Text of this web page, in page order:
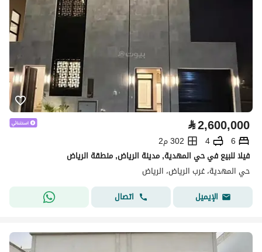
⃁2,600,000
6
4
302 م2
فيلا للبيع في حي المهدية, مدينة الرياض, منطقة الرياض
حي المهدية، غرب الرياض، الرياض
الإيميل
اتصال